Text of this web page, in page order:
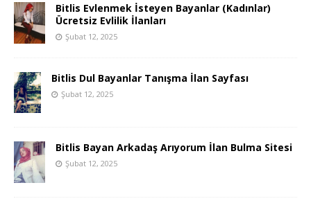
Bitlis Evlenmek İsteyen Bayanlar (Kadınlar)
Ücretsiz Evlilik İlanları
Şubat 12, 2025
Bitlis Dul Bayanlar Tanışma İlan Sayfası
Şubat 12, 2025
Bitlis Bayan Arkadaş Arıyorum İlan Bulma Sitesi
Şubat 12, 2025